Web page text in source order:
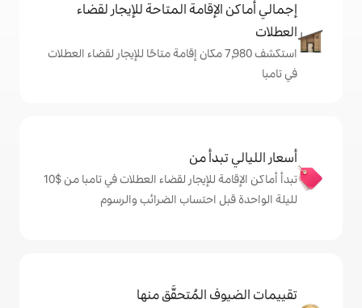
المتاحة للإيجار لقضاء
7,980 مكان إقامة متاحًا للإيجار لقضاء العطلات
تبدأ أماكن الإقامة للإيجار لقضاء العطلات في تامبا من $‏10
احتساب الضرائب والرسوم
المُتحقَّق منها